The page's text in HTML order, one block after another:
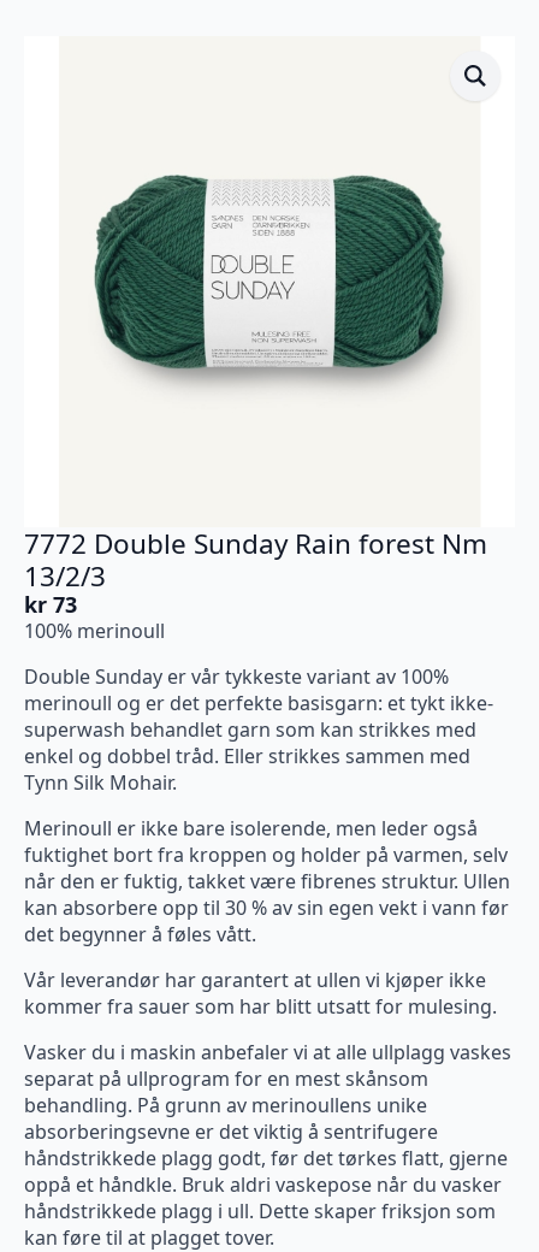
7772 Double Sunday Rain forest Nm
13/2/3
kr 73
100% merinoull
Double Sunday er vår tykkeste variant av 100%
merinoull og er det perfekte basisgarn: et tykt ikke-
superwash behandlet garn som kan strikkes med
enkel og dobbel tråd. Eller strikkes sammen med
Tynn Silk Mohair.
Merinoull er ikke bare isolerende, men leder også
fuktighet bort fra kroppen og holder på varmen, selv
når den er fuktig, takket være fibrenes struktur. Ullen
kan absorbere opp til 30 % av sin egen vekt i vann før
det begynner å føles vått.
Vår leverandør har garantert at ullen vi kjøper ikke
kommer fra sauer som har blitt utsatt for mulesing.
Vasker du i maskin anbefaler vi at alle ullplagg vaskes
separat på ullprogram for en mest skånsom
behandling. På grunn av merinoullens unike
absorberingsevne er det viktig å sentrifugere
håndstrikkede plagg godt, før det tørkes flatt, gjerne
oppå et håndkle. Bruk aldri vaskepose når du vasker
håndstrikkede plagg i ull. Dette skaper friksjon som
kan føre til at plagget tover.